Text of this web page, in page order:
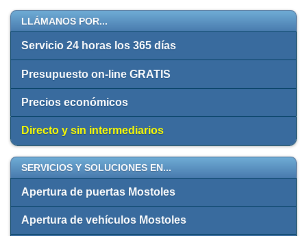
LLÁMANOS POR...
Servicio 24 horas los 365 días
Presupuesto on-line GRATIS
Precios económicos
Directo y sin intermediarios
SERVICIOS Y SOLUCIONES EN...
Apertura de puertas Mostoles
Apertura de vehículos Mostoles